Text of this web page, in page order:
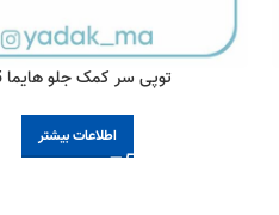
توپی سر کمک جلو هایما S5
اطلاعات بیشتر